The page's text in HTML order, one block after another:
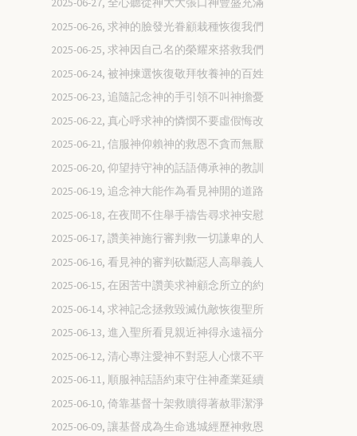
2025-06-26, 求神的臉發光眷顧栽種恢復我們
2025-06-25, 求神因自己名的榮耀來搭救我們
2025-06-24, 被神揀選恢復敬拜牧養神的百姓
2025-06-23, 追隨記念神的手引領不叫神擔憂
2025-06-22, 真心呼求神的憐憫不要虛假悔改
2025-06-21, 信服神仰賴神的救恩不貪而無厭
2025-06-20, 仰望持守神的話語傳承神的教訓
2025-06-19, 追念神大能作為看見神開的道路
2025-06-18, 在夜間不住舉手禱告尋求神安慰
2025-06-17, 讚美神施行審判救一切謙卑的人
2025-06-16, 看見神的審判砍斷惡人高舉義人
2025-06-15, 在困苦中讚美求神顧念所立的約
2025-06-14, 求神記念拯救毀滅仇敵恢復聖所
2025-06-13, 進入聖所看見親近神得永遠福分
2025-06-12, 清心專注愛神不對惡人心懷不平
2025-06-11, 順服神話語約束守住神產業延續
2025-06-10, 倚靠基督十架救贖得著赦罪潔淨
2025-06-09, 讓基督成為生命逃城經歷神救恩